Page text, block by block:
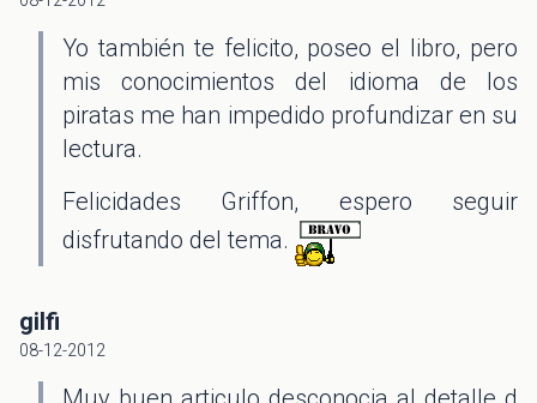
Yo también te felicito, poseo el libro, pero
mis conocimientos del idioma de los
piratas me han impedido profundizar en su
lectura.
Felicidades Griffon, espero seguir
disfrutando del tema.
gilfi
08-12-2012